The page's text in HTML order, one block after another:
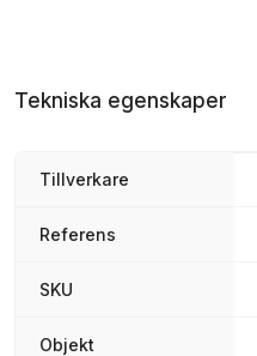
Tekniska egenskaper
Tillverkare
Referens
SKU
Objekt